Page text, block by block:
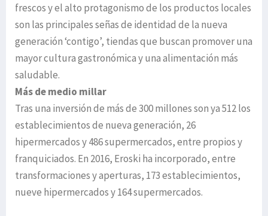
frescos y el alto protagonismo de los productos locales
son las principales señas de identidad de la nueva
generación ‘contigo’, tiendas que buscan promover una
mayor cultura gastronómica y una alimentación más
saludable.
Más de medio millar
Tras una inversión de más de 300 millones son ya 512 los
establecimientos de nueva generación, 26
hipermercados y 486 supermercados, entre propios y
franquiciados. En 2016, Eroski ha incorporado, entre
transformaciones y aperturas, 173 establecimientos,
nueve hipermercados y 164 supermercados.